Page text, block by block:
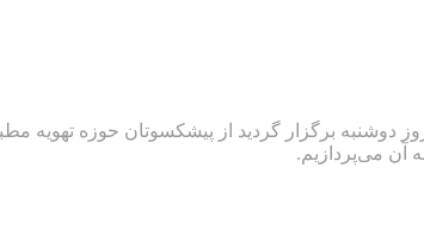
برگزار گردید از پیشکسوتان حوزه تهویه
آن می‌پردازیم.